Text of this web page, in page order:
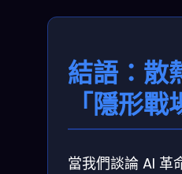
結語：散
「隱形戰
當我們談論 AI 革